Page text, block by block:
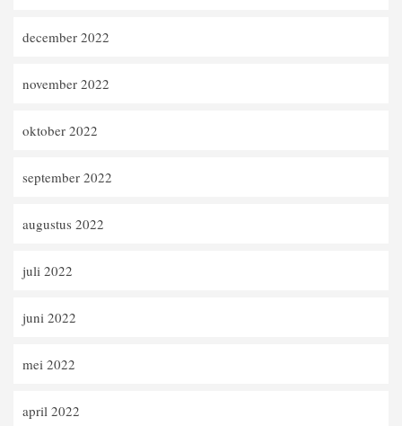
december 2022
november 2022
oktober 2022
september 2022
augustus 2022
juli 2022
juni 2022
mei 2022
april 2022